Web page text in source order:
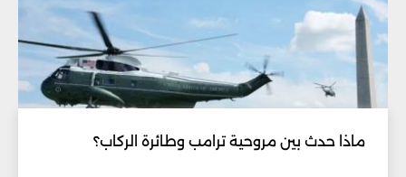
ماذا حدث بين مروحية ترامب وطائرة الركاب؟